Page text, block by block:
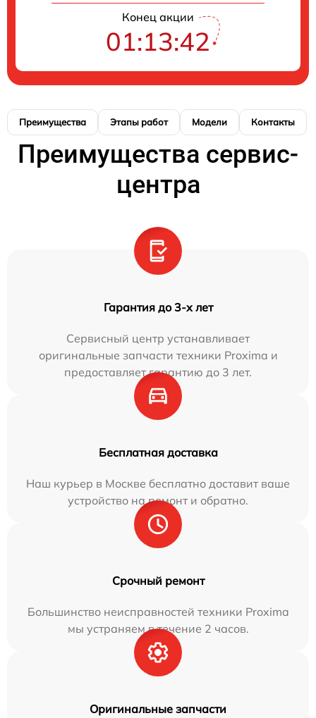
Конец акции
01:13:41
Преимущества Этапы работ Модели Контакты
Преимущества сервис-
центра
Гарантия до 3-х лет
Сервисный центр устанавливает
оригинальные запчасти техники Proxima и
предоставляет гарантию до 3 лет.
Бесплатная доставка
Наш курьер в Москве бесплатно доставит ваше
устройство на ремонт и обратно.
Срочный ремонт
Большинство неисправностей техники Proxima
мы устраняем в течение 2 часов.
Оригинальные запчасти